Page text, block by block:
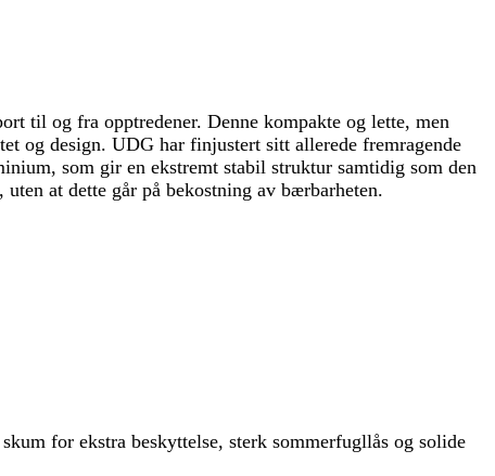
til og fra opptredener. Denne kompakte og lette, men
og design. UDG har finjustert sitt allerede fremragende
som gir en ekstremt stabil struktur samtidig som den
at dette går på bekostning av bærbarheten.
for ekstra beskyttelse, sterk sommerfugllås og solide